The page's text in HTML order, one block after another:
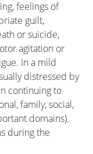
feelings of
guilt,
or suicide,
agitation or
In a mild
distressed by
continuing to
family, social,
domains).
during the